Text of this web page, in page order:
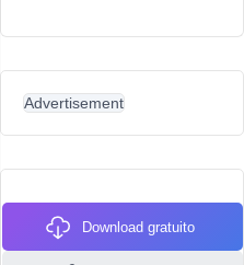
Advertisement
Download gratuito